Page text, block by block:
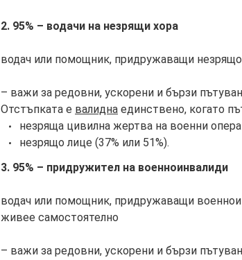
2. 95% – водачи на незрящи хора
водач или помощник, придружаващи
– важи за редовни, ускорени и бързи
Отстъпката е валидна единствено, когато
незряща цивилна жертва на военни
незрящо лице (37% или 51%).
3. 95% – придружител на военноинвалиди
водач или помощник, придружаващи
живее самостоятелно
– важи за редовни, ускорени и бързи